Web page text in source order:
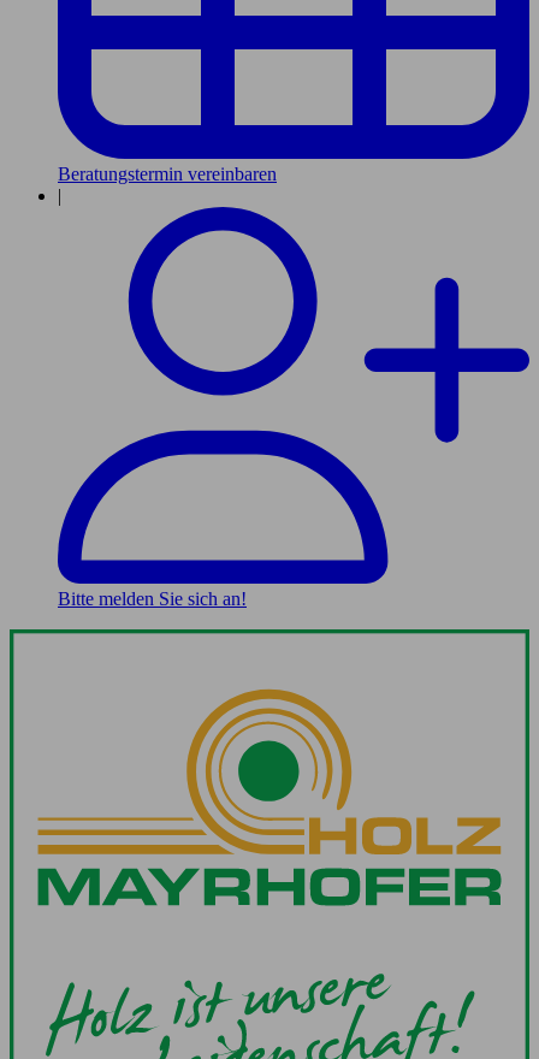
Beratungstermin vereinbaren
|
Bitte melden Sie sich an!